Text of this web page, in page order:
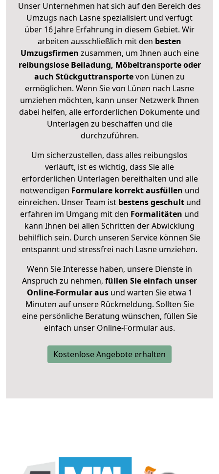
Unser Unternehmen hat sich auf den Bereich des
Umzugs nach Lasne spezialisiert und verfügt
über 16 Jahre Erfahrung in diesem Gebiet. Wir
arbeiten ausschließlich mit den besten
Umzugsfirmen zusammen, um Ihnen auch eine
reibungslose Beiladung, Möbeltransporte oder
auch Stückguttransportevon Lünen zu
ermöglichen. Wenn Sie von Lünen nach Lasne
umziehen möchten, kann unser Netzwerk Ihnen
dabei helfen, alle erforderlichen Dokumente und
Unterlagen zu beschaffen und die
durchzuführen.
Um sicherzustellen, dass alles reibungslos
verläuft, ist es wichtig, dass Sie alle
erforderlichen Unterlagen bereithalten und alle
notwendigen Formulare korrekt ausfüllen und
einreichen. Unser Team ist bestens geschult und
erfahren im Umgang mit den Formalitäten und
kann Ihnen bei allen Schritten der Abwicklung
behilflich sein. Durch unseren Service können Sie
entspannt und stressfrei nach Lasne umziehen.
Wenn Sie Interesse haben, unsere Dienste in
Anspruch zu nehmen, füllen Sie einfach unser
Online-Formular ausund warten Sie etwa 1
Minuten auf unsere Rückmeldung. Sollten Sie
eine persönliche Beratung wünschen, füllen Sie
einfach unser Online-Formular aus.
Kostenlose Angebote erhalten